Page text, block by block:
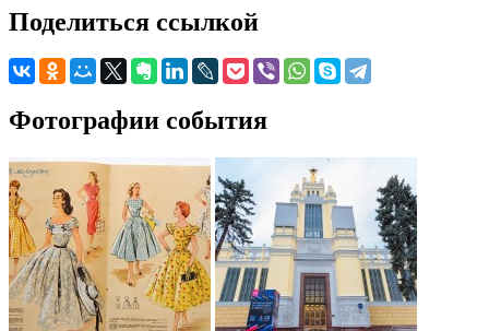
Поделиться ссылкой
Фотографии события